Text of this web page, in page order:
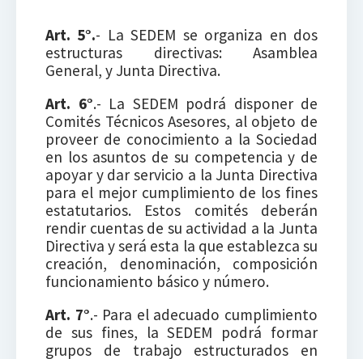
Art. 5°.- La SEDEM se organiza en dos
estructuras directivas: Asamblea
General, y Junta Directiva.
Art. 6°.- La SEDEM podrá disponer de
Comités Técnicos Asesores, al objeto de
proveer de conocimiento a la Sociedad
en los asuntos de su competencia y de
apoyar y dar servicio a la Junta Directiva
para el mejor cumplimiento de los fines
estatutarios. Estos comités deberán
rendir cuentas de su actividad a la Junta
Directiva y será esta la que establezca su
creación, denominación, composición
funcionamiento básico y número.
Art. 7°.- Para el adecuado cumplimiento
de sus fines, la SEDEM podrá formar
grupos de trabajo estructurados en